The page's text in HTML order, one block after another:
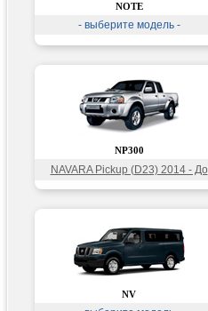
NOTE
- выберите модель -
NP300
NAVARA Pickup (D23) 2014 - До
NV